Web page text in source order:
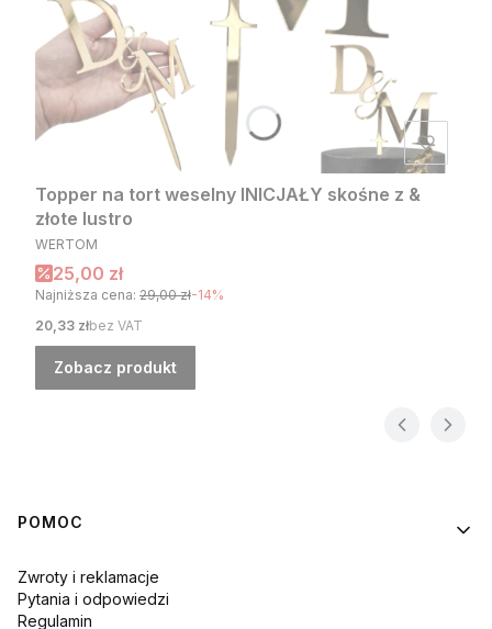
Topper na tort weselny INICJAŁY skośne z &
złote lustro
PRODUCENT
WERTOM
Cena promocyjna
25,00 zł
Najniższa cena: 29,00 zł-14%
Cena
20,33 złbez VAT
Zobacz produkt
Linki w stopce
POMOC
Zwroty i reklamacje
Pytania i odpowiedzi
Regulamin